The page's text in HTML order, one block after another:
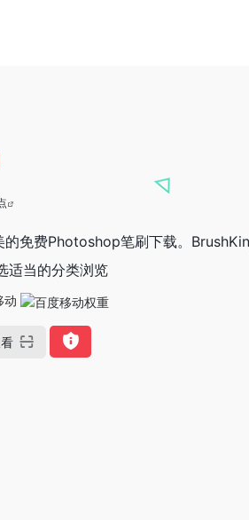
免费Photoshop笔刷下载。
适当的分类浏览
动